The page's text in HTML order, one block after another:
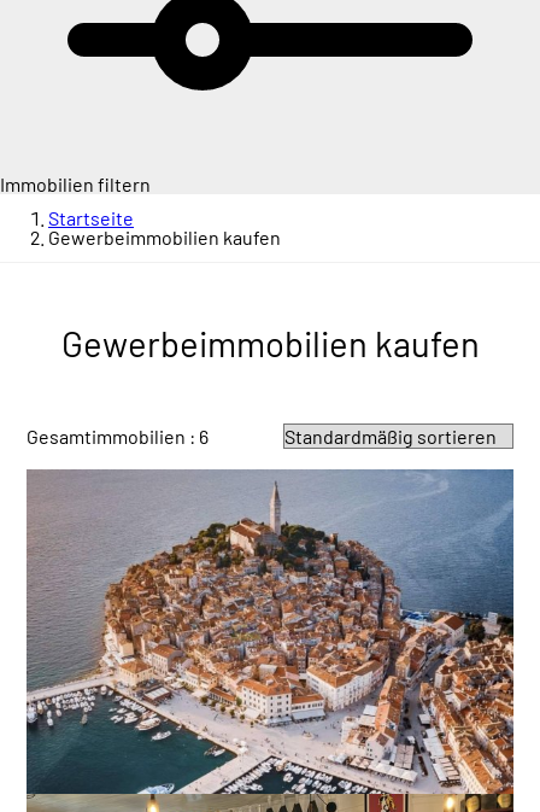
Immobilien filtern
Startseite
Gewerbeimmobilien kaufen
Gewerbeimmobilien kaufen
Gesamtimmobilien : 6